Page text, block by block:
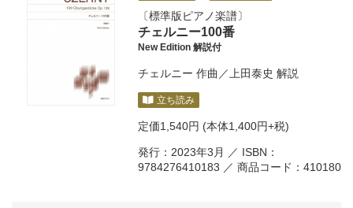
標準版ピアノ楽譜
チェルニー100番
New Edition 解説付
チェルニー 作曲／ 上田泰史 解説
立ち読み
定価1,540円 (本体1,400円+税)
発行：2023年3月 ／ ISBN：
9784276410183 ／ 商品コード：410180